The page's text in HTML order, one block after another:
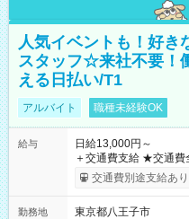
人気イベントも！好き
スタッフ☆来社不要！
える日払い/T1
アルバイト 職種未経験OK
給与
日給13,000円～
＋交通費支給 ★交通費全額支給！ ┗案件により規定あり ★日払
いOK！（規定あり）
ンビニATMから 日払い分を引
交通費別途支給あり
勤務地
東京都八王子市